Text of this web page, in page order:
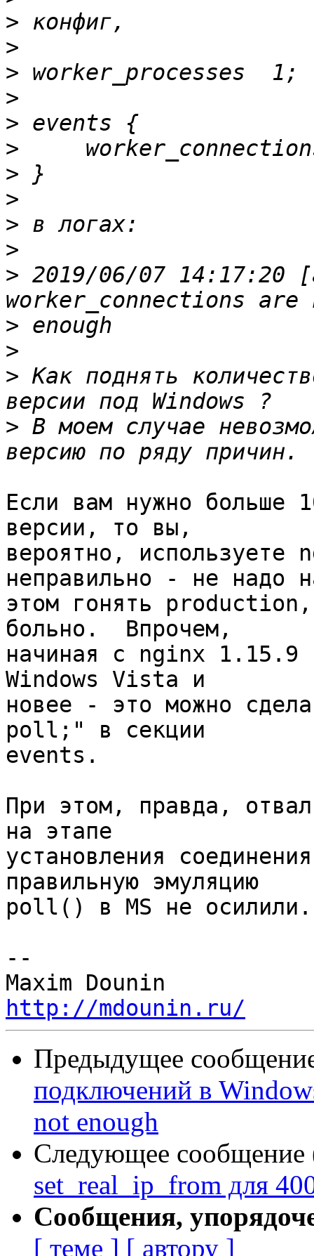
>
>
>
>
>
>
>
>
>
>
> 2019/06/07 14:17:20
>
>
> Как поднять
> В моем случае
Если вам нужно больше
версии, то вы,
вероятно, используете
неправильно - не надо
этом гонять
больно.  Впрочем,
начиная с nginx 1.15.9
Windows Vista и
новее - это можно
poll;" в секции
events.
При этом, правда,
на этапе
установления
правильную эмуляцию
poll() в MS не осилили.
--
http://mdounin.ru/
Предыдущее
подключений в
not enough
Следующее сообщение
set_real_ip_from для
Сообщения,
[ теме ] [ автору ]